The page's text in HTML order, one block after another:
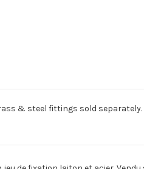
brass & steel fittings sold